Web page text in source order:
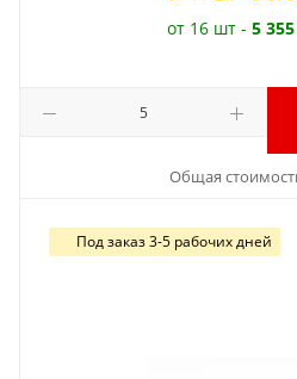
от 16 шт - 5
Общая
Под заказ 3-5 рабочих дней